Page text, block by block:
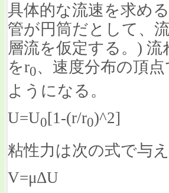
具体的な流速を求め
管が円筒だとして、
層流を仮定する。)
をr0、速度分布の頂
ようになる。
U=U0[1-(r/r0)^2]
粘性力は次の式で与え
V=μΔU